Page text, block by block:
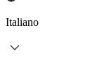
Italiano